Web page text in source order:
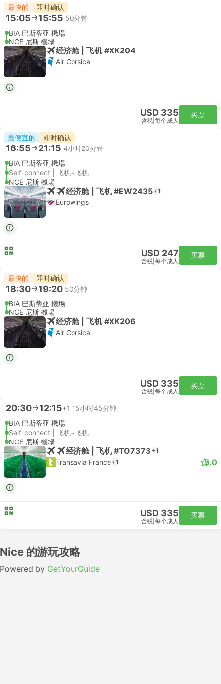
最快的 即时确认
15:05 15:55 50分钟
BIA 巴斯蒂亚 機場
NCE 尼斯 機場
经济舱 | 飞机 #XK204
Air Corsica
USD 335
含税 每个成人
买票
最便宜的 即时确认
16:55 21:15 4小时20分钟
BIA 巴斯蒂亚 機場
Self-connect | 飞机+飞机
NCE 尼斯 機場
经济舱 | 飞机 #EW2435 +1
Eurowings
USD 247
含税 每个成人
买票
最快的 即时确认
18:30 19:20 50分钟
BIA 巴斯蒂亚 機場
NCE 尼斯 機場
经济舱 | 飞机 #XK206
Air Corsica
USD 335
含税 每个成人
买票
20:30 12:15+1 15小时45分钟
BIA 巴斯蒂亚 機場
Self-connect | 飞机+飞机
NCE 尼斯 機場
经济舱 | 飞机 #TO7373 +1
Transavia France +1 5.0
USD 335
含税 每个成人
买票
Nice 的游玩攻略
Powered by GetYourGuide